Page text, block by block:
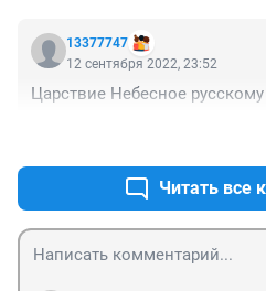
ЧТО СЕЙЧАС ЭТИ
МОЛОДЫХ РЕБЯТ...
13377747
12 сентября 2022, 23:52
Царствие Небесное
Читать все